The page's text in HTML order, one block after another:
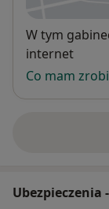
Dostępność
W tym
internet
Co mam